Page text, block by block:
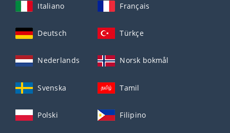
Italiano Français
Deutsch Türkçe
Nederlands Norsk bokmål
Svenska Tamil
Polski Filipino